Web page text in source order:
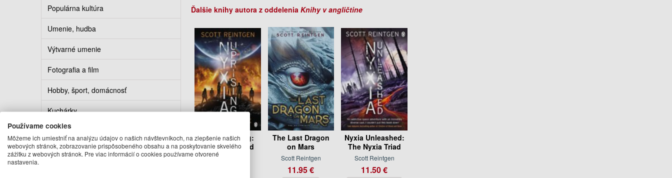
Populárna kultúra
Umenie, hudba
Výtvarné umenie
Fotografia a film
Hobby, šport, domácnosť
Kuchárky
Erotika
Kalendáre, diáre, pohľadnice
Ďalšie knihy autora z oddelenia Knihy v angličtine
Nyxia Uprising:
The Nyxia Triad
Scott Reintgen
The Last Dragon
on Mars
Scott Reintgen
11.95 €
Nyxia Unleashed:
The Nyxia Triad
Scott Reintgen
11.50 €
Používame cookies
Môžeme ich umiestniť na analýzu údajov o našich návštevníkoch, na zlepšenie našich
webových stránok, zobrazovanie prispôsobeného obsahu a na poskytovanie skvelého
zážitku z webových stránok. Pre viac informácií o cookies používame otvorené
nastavenia.